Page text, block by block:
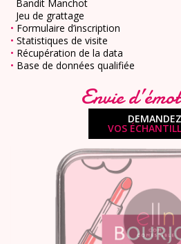
Bandit Manchot
Jeu de grattage
• Formulaire d’inscription
• Statistiques de visite
• Récupération de la data
• Base de données qualifiée
Envie
DEMANDEZ
VOS